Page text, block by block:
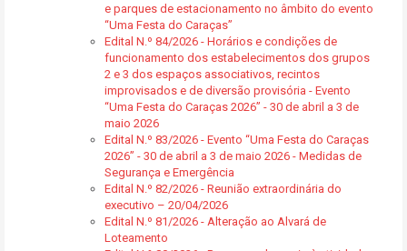
e parques de estacionamento no âmbito do evento
“Uma Festa do Caraças”
Edital N.º 84/2026 - Horários e condições de
funcionamento dos estabelecimentos dos grupos
2 e 3 dos espaços associativos, recintos
improvisados e de diversão provisória - Evento
“Uma Festa do Caraças 2026” - 30 de abril a 3 de
maio 2026
Edital N.º 83/2026 - Evento “Uma Festa do Caraças
2026” - 30 de abril a 3 de maio 2026 - Medidas de
Segurança e Emergência
Edital N.º 82/2026 - Reunião extraordinária do
executivo – 20/04/2026
Edital N.º 81/2026 - Alteração ao Alvará de
Loteamento